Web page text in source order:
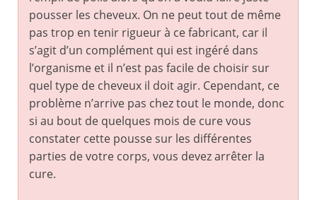
pousser les cheveux. On ne peut tout de même
pas trop en tenir rigueur à ce fabricant, car il
s’agit d’un complément qui est ingéré dans
l’organisme et il n’est pas facile de choisir sur
quel type de cheveux il doit agir. Cependant, ce
problème n’arrive pas chez tout le monde, donc
si au bout de quelques mois de cure vous
constater cette pousse sur les différentes
parties de votre corps, vous devez arrêter la
cure.